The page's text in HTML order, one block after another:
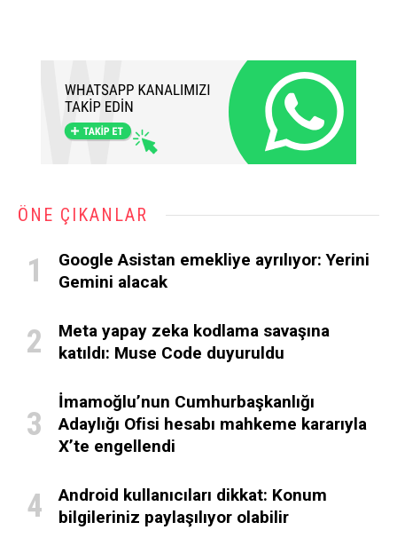
ÖNE ÇIKANLAR
Google Asistan emekliye ayrılıyor: Yerini
Gemini alacak
Meta yapay zeka kodlama savaşına
katıldı: Muse Code duyuruldu
İmamoğlu’nun Cumhurbaşkanlığı
Adaylığı Ofisi hesabı mahkeme kararıyla
X’te engellendi
Android kullanıcıları dikkat: Konum
bilgileriniz paylaşılıyor olabilir